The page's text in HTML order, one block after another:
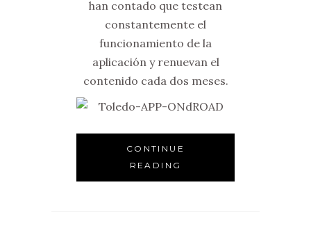
han contado que testean
constantemente el
funcionamiento de la
aplicación y renuevan el
contenido cada dos meses.
CONTINUE
READING